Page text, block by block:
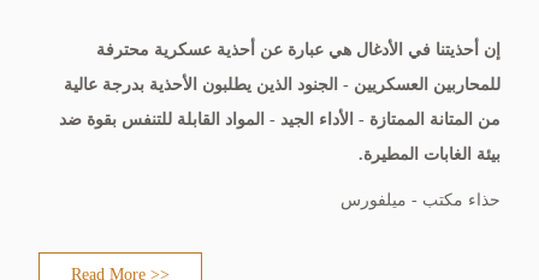
إن أحذيتنا في الأدغال هي عبارة عن أحذية عسكرية محترفة
للمحاربين العسكريين - الجنود الذين يطلبون الأحذية بدرجة عالية
من المتانة الممتازة - الأداء الجيد - المواد القابلة للتنفس بقوة ضد
بيئة الغابات المطيرة.
حذاء مكتب - ميلفورس
Read More >>